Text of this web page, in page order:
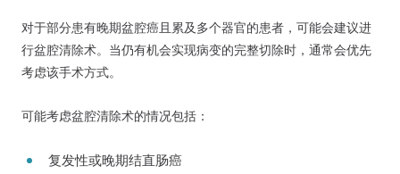
对于部分患有晚期盆腔癌且累及多个器官的患者，可能会建议进
行盆腔清除术。当仍有机会实现病变的完整切除时，通常会优先
考虑该手术方式。
可能考虑盆腔清除术的情况包括：
复发性或晚期结直肠癌